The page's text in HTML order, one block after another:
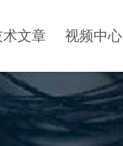
术文章 视频中心